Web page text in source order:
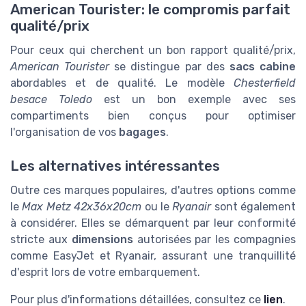
American Tourister: le compromis parfait
qualité/prix
Pour ceux qui cherchent un bon rapport qualité/prix,
American Touristerse distingue par des sacs cabine
abordables et de qualité. Le modèle Chesterfield
besace Toledo est un bon exemple avec ses
compartiments bien conçus pour optimiser
l'organisation de vos bagages.
Les alternatives intéressantes
Outre ces marques populaires, d'autres options comme
leMax Metz 42x36x20cm ou le Ryanairsont également
à considérer. Elles se démarquent par leur conformité
stricte aux dimensions autorisées par les compagnies
comme EasyJet et Ryanair, assurant une tranquillité
d'esprit lors de votre embarquement.
Pour plus d'informations détaillées, consultez ce lien.